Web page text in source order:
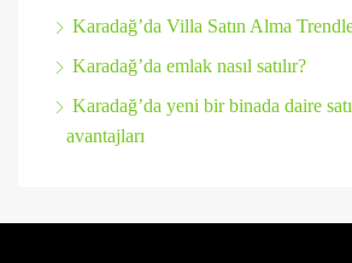
Karadağ’da Villa Satın Alma
Karadağ’da emlak nasıl satılır?
Karadağ’da yeni bir binada daire
avantajları